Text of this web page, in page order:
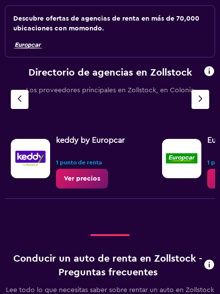
Descubre ofertas de agencias de renta en más de 70,000
ubicaciones con momondo.
Directorio de agencias en Zollstock
Los proveedores principales en Zollstock, en Colonia
keddy by Europcar
1 punto de renta
Ver precios
1
Conducir un auto de renta en Zollstock -
Preguntas frecuentes
Lee todo lo que necesitas saber sobre rentar un auto en Zollstock